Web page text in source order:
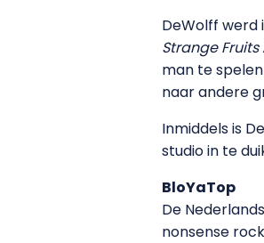
DeWolff werd
Strange
man te
naar andere
Inmiddels is
studio in te
BloYaTop
De
nonsense